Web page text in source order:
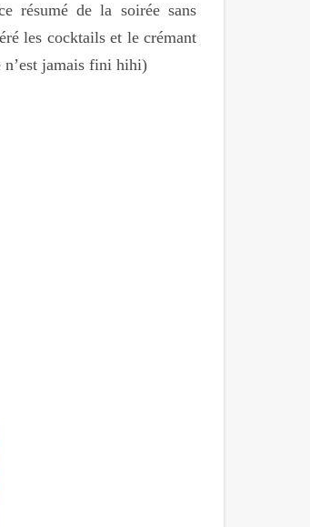
résumé de la soirée sans
les cocktails et le crémant
n’est jamais fini hihi)